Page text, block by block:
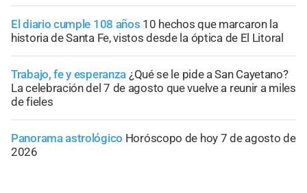
El diario cumple 108 años 10 hechos que marcaron la
historia de Santa Fe, vistos desde la óptica de El Litoral
Trabajo, fe y esperanza ¿Qué se le pide a San Cayetano?
La celebración del 7 de agosto que vuelve a reunir a miles
de fieles
Panorama astrológico Horóscopo de hoy 7 de agosto de
2026